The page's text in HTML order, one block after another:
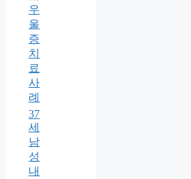
우
울
증
치
료
사
례
37
세
남
성
내